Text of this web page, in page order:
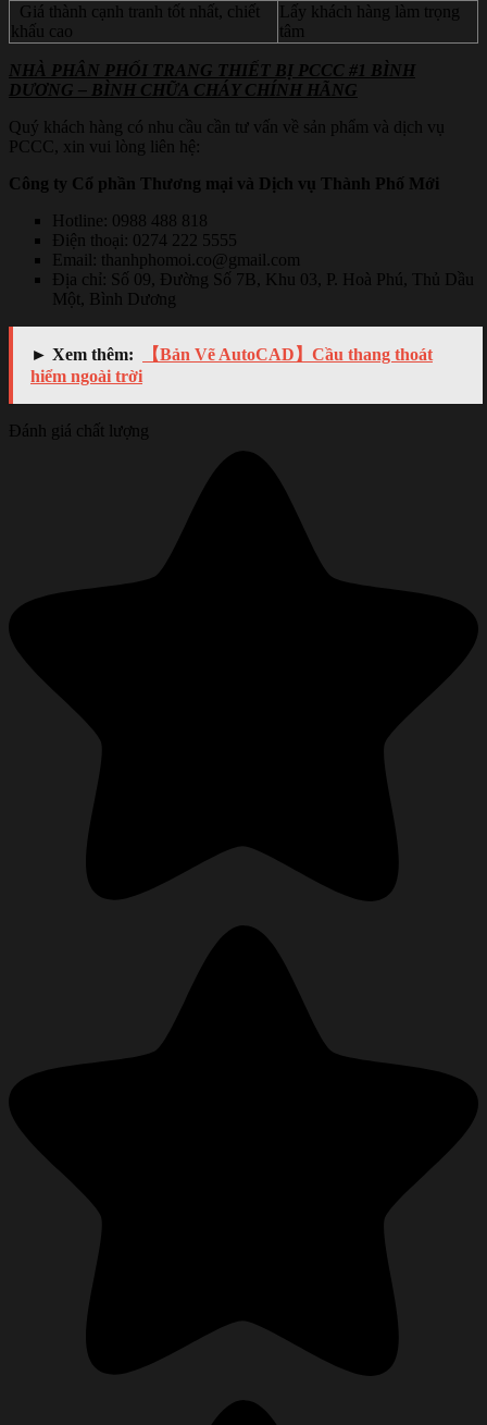
Giá thành cạnh tranh tốt nhất, chiết
khấu cao
Lấy khách hàng làm trọng
tâm
NHÀ PHÂN PHỐI TRANG THIẾT BỊ PCCC #1 BÌNH
DƯƠNG – BÌNH CHỮA CHÁY CHÍNH HÃNG
Quý khách hàng có nhu cầu cần tư vấn về sản phẩm và dịch vụ
PCCC, xin vui lòng liên hệ:
Công ty Cổ phần Thương mại và Dịch vụ Thành Phố Mới
Hotline: 0988 488 818
Điện thoại: 0274 222 5555
Email: thanhphomoi.co@gmail.com
Địa chỉ: Số 09, Đường Số 7B, Khu 03, P. Hoà Phú, Thủ Dầu
Một, Bình Dương
► Xem thêm:
【Bản Vẽ AutoCAD】Cầu thang thoát
hiểm ngoài trời
Đánh giá chất lượng